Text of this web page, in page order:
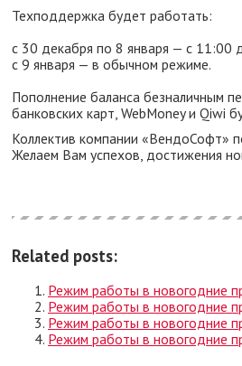
Техподдержка будет работать:
с 30 декабря по 8 января — с 11:00
с 9 января — в обычном режиме.
Пополнение баланса безналичным
банковских карт, WebMoney и Qiwi
Коллектив компании «ВендоСофт»
Желаем Вам успехов, достижения
Related posts:
Режим работы в новогодние
Режим работы в новогодние
Режим работы в новогодние
Режим работы в новогодние